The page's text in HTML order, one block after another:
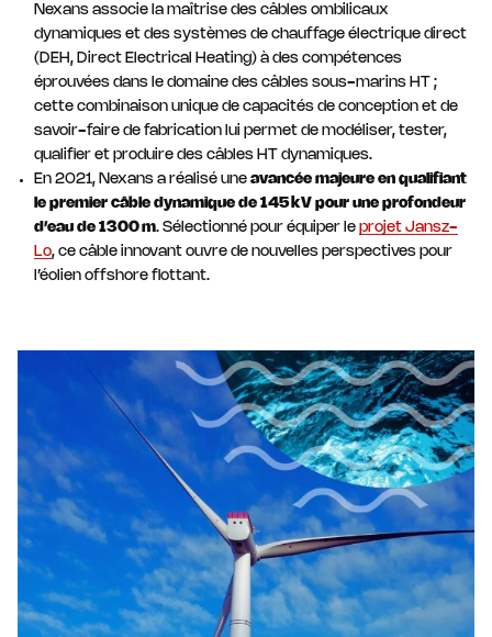
Nexans associe la maîtrise des câbles ombilicaux
dynamiques et des systèmes de chauffage électrique direct
(DEH, Direct Electrical Heating) à des compétences
éprouvées dans le domaine des câbles sous-marins HT ;
cette combinaison unique de capacités de conception et de
savoir-faire de fabrication lui permet de modéliser, tester,
qualifier et produire des câbles HT dynamiques.
En 2021, Nexans a réalisé une avancée majeure en qualifiant
le premier câble dynamique de 145 kV pour une profondeur
d’eau de 1300 m. Sélectionné pour équiper le projet Jansz-
Lo, ce câble innovant ouvre de nouvelles perspectives pour
l’éolien offshore flottant.